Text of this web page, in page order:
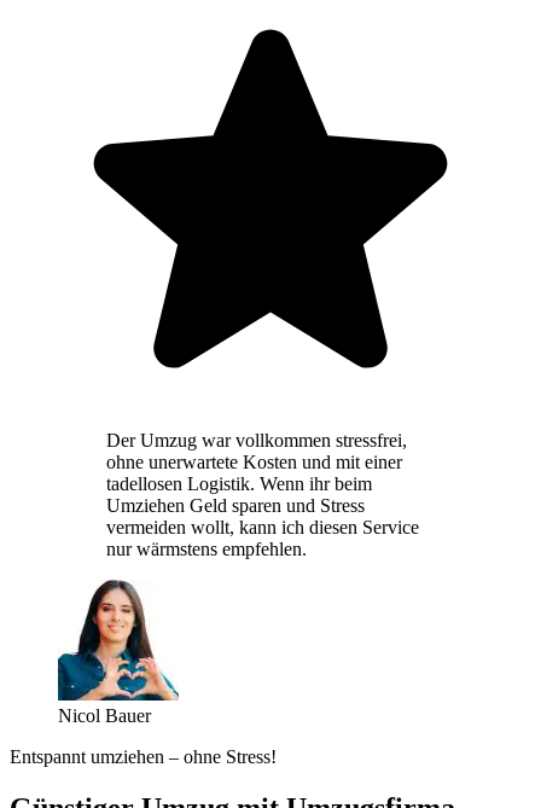
Der Umzug war vollkommen stressfrei,
ohne unerwartete Kosten und mit einer
tadellosen Logistik. Wenn ihr beim
Umziehen Geld sparen und Stress
vermeiden wollt, kann ich diesen Service
nur wärmstens empfehlen.
Nicol Bauer
Entspannt umziehen – ohne Stress!